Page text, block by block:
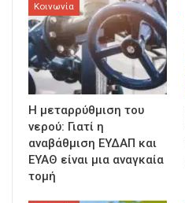
Κοινωνία
Η μεταρρύθμιση του
νερού: Γιατί η
αναβάθμιση ΕΥΔΑΠ και
ΕΥΑΘ είναι μια αναγκαία
τομή